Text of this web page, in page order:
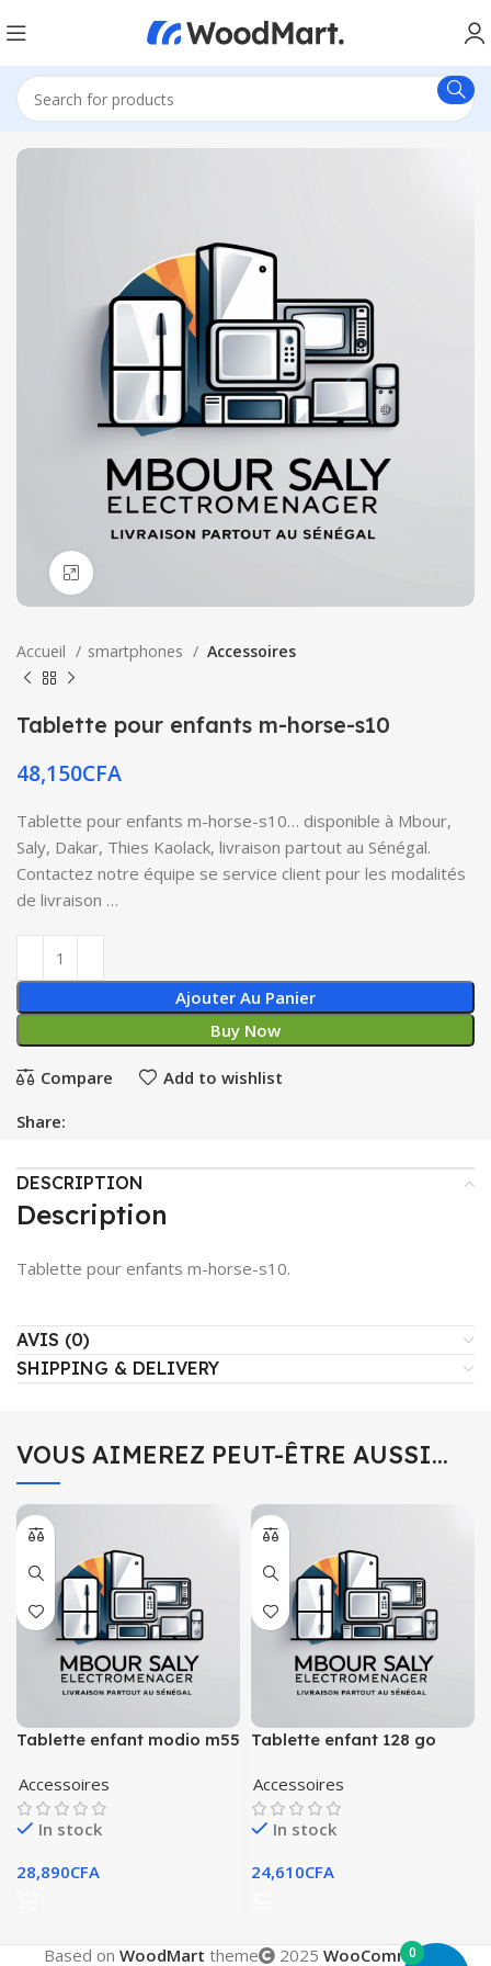
Accueil smartphones Accessoires
Tablette pour enfants m-horse-s10
48,150CFA
Tablette pour enfants m-horse-s10… disponible à Mbour,
Saly, Dakar, Thies Kaolack, livraison partout au Sénégal.
Contactez notre équipe se service client pour les modalités
de livraison …
Ajouter Au Panier
Buy Now
Compare Add to wishlist
Share:
DESCRIPTION
Description
Tablette pour enfants m-horse-s10.
AVIS (0)
SHIPPING & DELIVERY
VOUS AIMEREZ PEUT-ÊTRE AUSSI…
Tablette enfant modio m55
Accessoires
In stock
28,890CFA
Tablette enfant 128 go
Accessoires
In stock
24,610CFA
Based on WoodMart theme 2025 WooCommerce
0